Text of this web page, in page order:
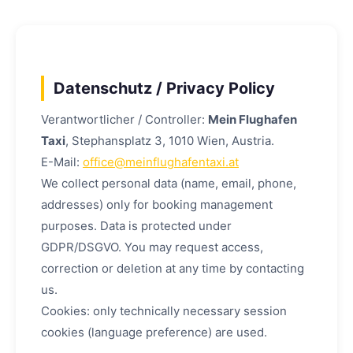
Datenschutz / Privacy Policy
Verantwortlicher / Controller: Mein Flughafen
Taxi, Stephansplatz 3, 1010 Wien, Austria.
E-Mail: office@meinflughafentaxi.at
We collect personal data (name, email, phone,
addresses) only for booking management
purposes. Data is protected under
GDPR/DSGVO. You may request access,
correction or deletion at any time by contacting
us.
Cookies: only technically necessary session
cookies (language preference) are used.